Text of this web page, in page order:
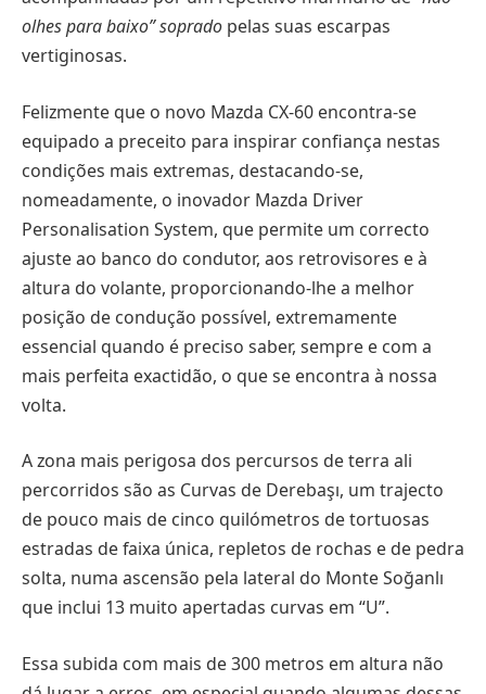
olhes para baixo”soprado pelas suas escarpas
vertiginosas.
Felizmente que o novo Mazda CX-60 encontra-se
equipado a preceito para inspirar confiança nestas
condições mais extremas, destacando-se,
nomeadamente, o inovador Mazda Driver
Personalisation System, que permite um correcto
ajuste ao banco do condutor, aos retrovisores e à
altura do volante, proporcionando-lhe a melhor
posição de condução possível, extremamente
essencial quando é preciso saber, sempre e com a
mais perfeita exactidão, o que se encontra à nossa
volta.
A zona mais perigosa dos percursos de terra ali
percorridos são as Curvas de Derebaşı, um trajecto
de pouco mais de cinco quilómetros de tortuosas
estradas de faixa única, repletos de rochas e de pedra
solta, numa ascensão pela lateral do Monte Soğanlı
que inclui 13 muito apertadas curvas em “U”.
Essa subida com mais de 300 metros em altura não